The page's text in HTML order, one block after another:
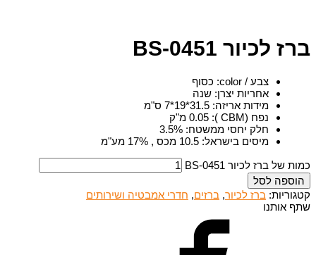
ברז לכיור BS-0451
צבע / color : כסוף
אחריות יצרן: שנה
מידות אריזה: 31.5*19*7 ס"מ
נפח (CBM )
: 0.05 מ"ק
חלק יחסי ממשטח:
3.5%
מיסים בישראל: 10.5 מכס , 17% מע"מ
כמות של ברז לכיור BS-0451
הוספה לסל
קטגוריות: ברז לכיור, ברזים, חדרי אמבטיה ושירותים
שתף אותנו